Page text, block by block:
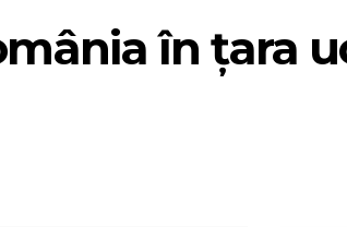
în țara